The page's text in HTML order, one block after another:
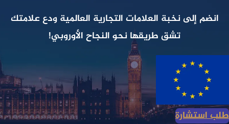
انضم إلى نخبة العلامات التجارية العالمية ودع علامتك
تشق طريقها نحو النجاح الأوروبي!
طلب استشارة